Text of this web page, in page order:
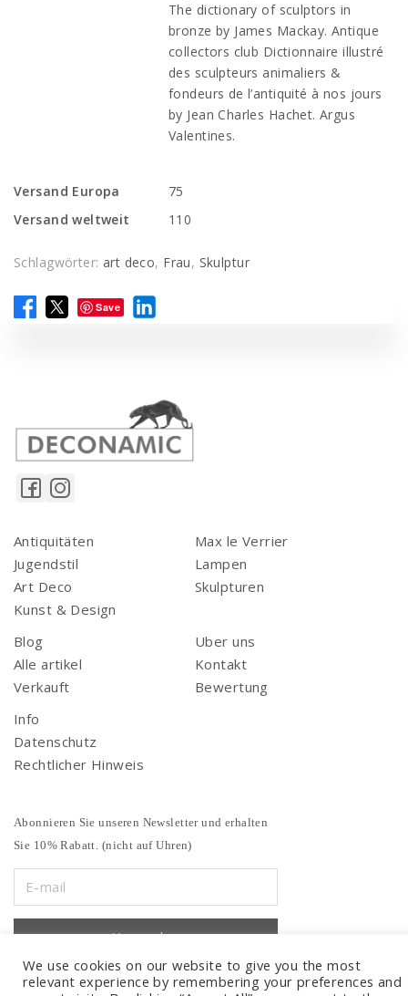
The dictionary of sculptors in
bronze by James Mackay. Antique
collectors club Dictionnaire illustré
des sculpteurs animaliers &
fondeurs de l’antiquité à nos jours
by Jean Charles Hachet. Argus
Valentines.
Versand Europa
75
Versand weltweit
110
Schlagwörter: art deco, Frau, Skulptur
Save
Antiquitäten
Jugendstil
Art Deco
Kunst & Design
Max le Verrier
Lampen
Skulpturen
Blog
Alle artikel
Verkauft
Uber uns
Kontakt
Bewertung
Info
Datenschutz
Rechtlicher Hinweis
Abonnieren Sie unseren Newsletter und erhalten
Sie 10% Rabatt. (nicht auf Uhren)
We use cookies on our website to give you the most
relevant experience by remembering your preferences and